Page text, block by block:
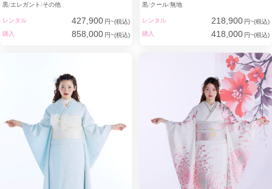
黒 エレガント その他
レンタル 427,900 円~(税込)
購入
858,000 円~(税込)
黒 クール 無地
レンタル 218,900 円~(税込)
購入
418,000 円~(税込)